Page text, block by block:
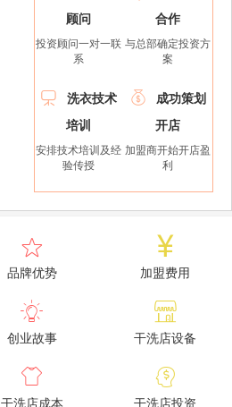
顾问
投资顾问一对一联
系
合作
与总部确定投资方
案

洗衣技术
培训
安排技术培训及经
验传授

成功策划
开店
加盟商开始开店盈
利

品牌优势

加盟费用

创业故事

干洗店设备

干洗店成本

干洗店投资